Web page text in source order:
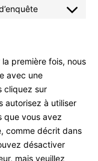
première fois, nous
avec une
cliquez sur
autorisez à utiliser
que vous avez
comme décrit dans
désactiver
mais veuillez